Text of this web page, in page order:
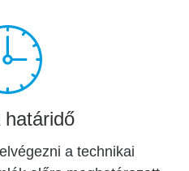
határidő
a technikai